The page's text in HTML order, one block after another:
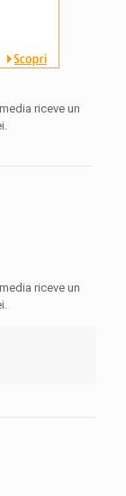
riceve un
riceve un